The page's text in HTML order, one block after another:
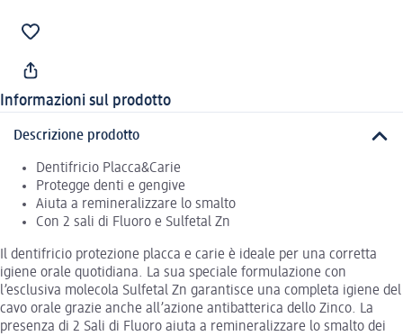
Informazioni sul prodotto
Descrizione prodotto
Dentifricio Placca&Carie
Protegge denti e gengive
Aiuta a remineralizzare lo smalto
Con 2 sali di Fluoro e Sulfetal Zn
Il dentifricio protezione placca e carie è ideale per una corretta
igiene orale quotidiana. La sua speciale formulazione con
l’esclusiva molecola Sulfetal Zn garantisce una completa igiene del
cavo orale grazie anche all’azione antibatterica dello Zinco. La
presenza di 2 Sali di Fluoro aiuta a remineralizzare lo smalto dei